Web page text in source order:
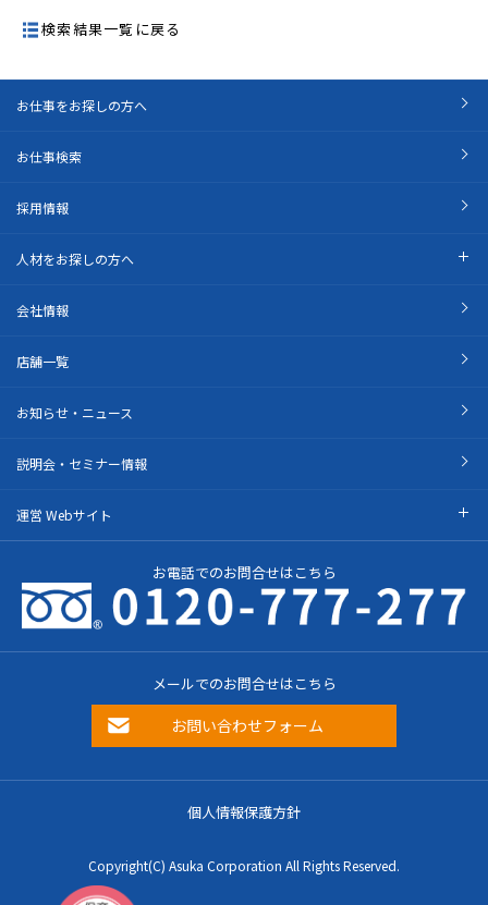
検索結果一覧に戻る
お仕事をお探しの方へ
お仕事検索
採用情報
人材をお探しの方へ
会社情報
店舗一覧
お知らせ・ニュース
説明会・セミナー情報
運営 Webサイト
お電話でのお問合せはこちら
メールでのお問合せはこちら
お問い合わせフォーム
個人情報保護方針
Copyright(C) Asuka Corporation All Rights Reserved.